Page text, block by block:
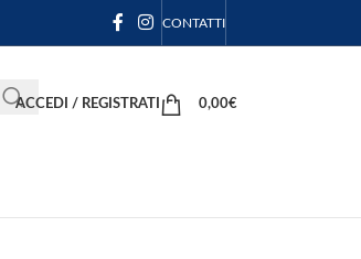
CONTATTI
ACCEDI / REGISTRATI 0,00€